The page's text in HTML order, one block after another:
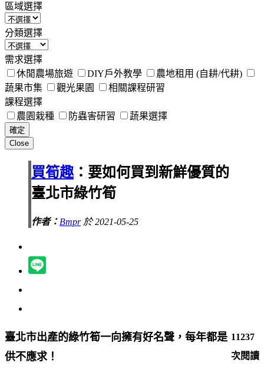
區域選擇
分類選擇
需求選擇
休閒農場旅遊
DIY戶外教學
農地租用 (自耕/代耕)
蔬果市集
觀光果園
相關課程研習
課程選擇
農園栽種
防蟲害研習 蔬果選擇
Close
買筍趣：要如何買到新鮮優質的
臺北市綠竹筍
作者： Bmpr於 2021-05-25
11237
次閱讀
臺北市出產的綠竹筍一向擁有好名聲，每年都是
供不應求！